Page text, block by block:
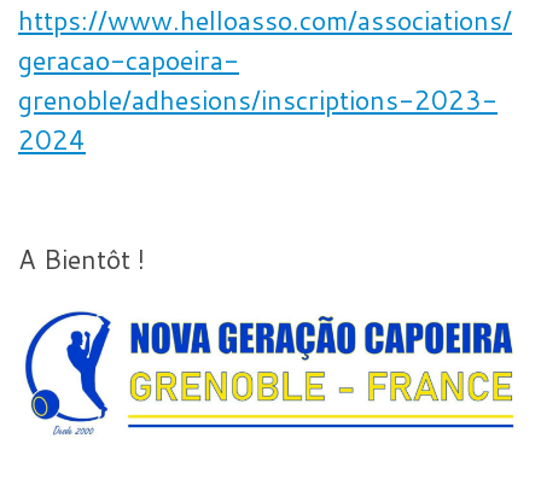
https://www.helloasso.com/associations/
geracao-capoeira-
grenoble/adhesions/inscriptions-2023-
2024
A Bientôt !